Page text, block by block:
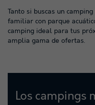
Tanto si buscas un
familiar con parque
camping ideal para tus
amplia gama de ofertas.
Los campings